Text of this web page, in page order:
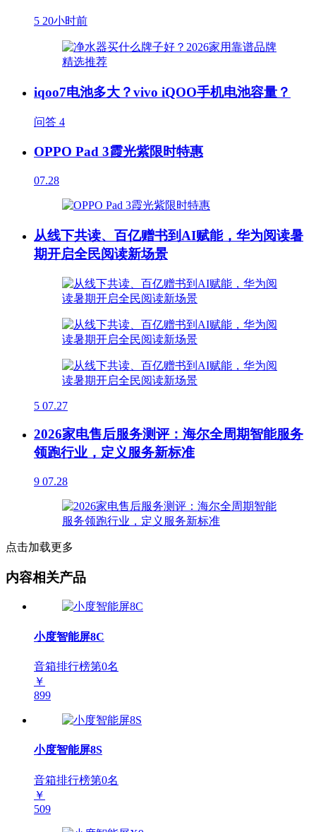
5 20小时前
iqoo7电池多大？vivo iQOO手机电池容量？
问答 4
OPPO Pad 3霞光紫限时特惠
07.28
从线下共读、百亿赠书到AI赋能，华为阅读暑
期开启全民阅读新场景
5 07.27
2026家电售后服务测评：海尔全周期智能服务
领跑行业，定义服务新标准
9 07.28
点击加载更多
内容相关产品
小度智能屏8C
音箱排行榜第0名
￥
899
小度智能屏8S
音箱排行榜第0名
￥
509